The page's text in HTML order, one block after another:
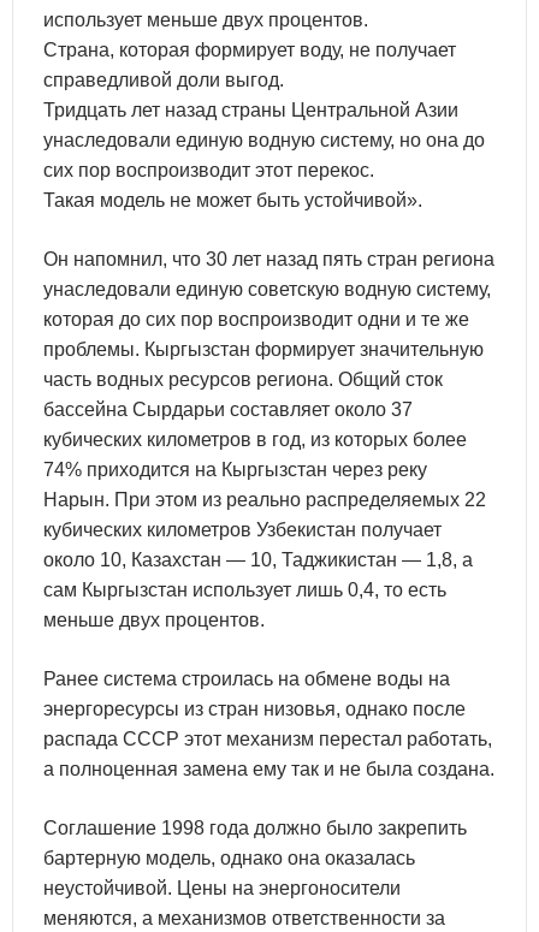
использует меньше двух процентов.
Страна, которая формирует воду, не получает
справедливой доли выгод.
Тридцать лет назад страны Центральной Азии
унаследовали единую водную систему, но она до
сих пор воспроизводит этот перекос.
Такая модель не может быть устойчивой».
Он напомнил, что 30 лет назад пять стран региона
унаследовали единую советскую водную систему,
которая до сих пор воспроизводит одни и те же
проблемы. Кыргызстан формирует значительную
часть водных ресурсов региона. Общий сток
бассейна Сырдарьи составляет около 37
кубических километров в год, из которых более
74% приходится на Кыргызстан через реку
Нарын. При этом из реально распределяемых 22
кубических километров Узбекистан получает
около 10, Казахстан — 10, Таджикистан — 1,8, а
сам Кыргызстан использует лишь 0,4, то есть
меньше двух процентов.
Ранее система строилась на обмене воды на
энергоресурсы из стран низовья, однако после
распада СССР этот механизм перестал работать,
а полноценная замена ему так и не была создана.
Соглашение 1998 года должно было закрепить
бартерную модель, однако она оказалась
неустойчивой. Цены на энергоносители
меняются, а механизмов ответственности за